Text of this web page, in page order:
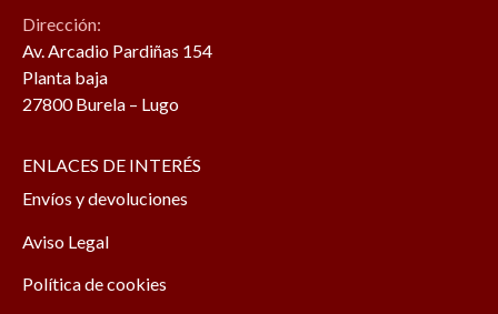
Dirección:
Av. Arcadio Pardiñas 154
Planta baja
27800 Burela – Lugo
ENLACES DE INTERÉS
Envíos y devoluciones
Aviso Legal
Política de cookies